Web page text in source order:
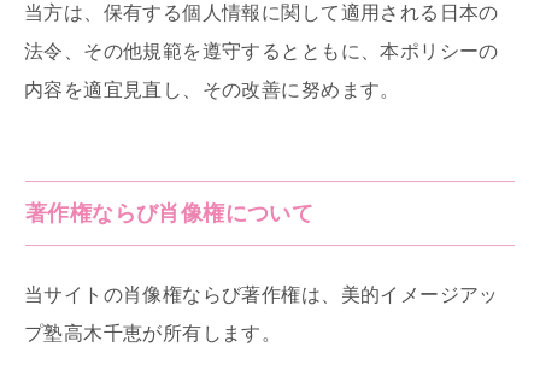
当方は、保有する個人情報に関して適用される日本の
法令、その他規範を遵守するとともに、本ポリシーの
内容を適宜見直し、その改善に努めます。
著作権ならび肖像権について
当サイトの肖像権ならび著作権は、美的イメージアッ
プ塾高木千恵が所有します。